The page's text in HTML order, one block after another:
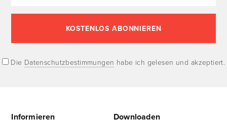
Die Datenschutzbestimmungen habe ich gelesen und akzeptiert.
Informieren Downloaden